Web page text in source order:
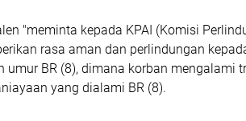
"meminta kepada KPAI (Komisi
rasa aman dan perlindungan
umur BR (8), dimana korban mengalami
yang dialami BR (8).